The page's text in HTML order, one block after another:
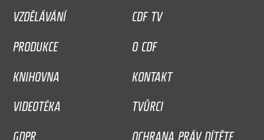
VZDĚLÁVÁNÍ
CDF TV
PRODUKCE
O CDF
KNIHOVNA
KONTAKT
VIDEOTÉKA
TVŮRCI
GDPR
OCHRANA PRÁV DÍTĚTE